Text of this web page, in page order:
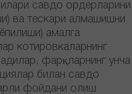
савдо ордерларини
ва тескари алмашишни
амалга
котировкаларнинг
фарқларнинг унча
билан савдо
фойдани олиш